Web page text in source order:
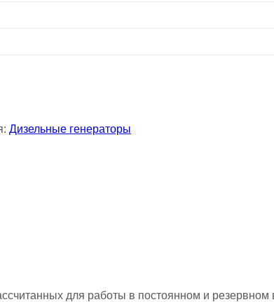
Дизельные генераторы
для работы в постоянном и